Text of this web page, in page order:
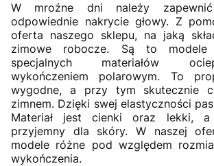
W mroźne dni należy zapewnić
odpowiednie nakrycie głowy. Z
oferta naszego sklepu, na jaką
zimowe robocze. Są to modele
specjalnych materiałów
wykończeniem polarowym. To
wygodne, a przy tym skutecznie
zimnem. Dzięki swej elastyczności
Materiał jest cienki oraz lekki,
przyjemny dla skóry. W naszej
modele różne pod względem
wykończenia.